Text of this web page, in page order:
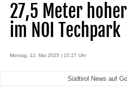
27,5 Meter
im NOI Techpark
Montag, 12. Mai 2025 | 15:27 Uhr
Südtirol News auf